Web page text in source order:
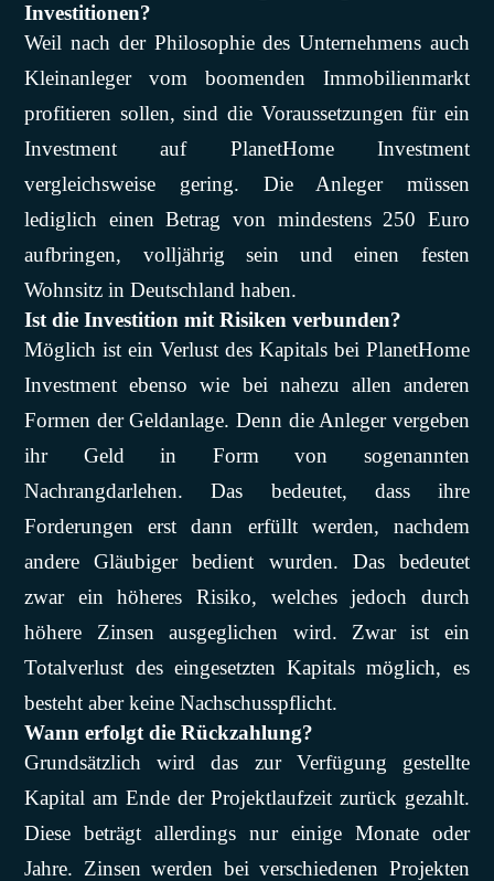
Investitionen?
Weil nach der Philosophie des Unternehmens auch
Kleinanleger vom boomenden Immobilienmarkt
profitieren sollen, sind die Voraussetzungen für ein
Investment auf PlanetHome Investment
vergleichsweise gering. Die Anleger müssen
lediglich einen Betrag von mindestens 250 Euro
aufbringen, volljährig sein und einen festen
Wohnsitz in Deutschland haben.
Ist die Investition mit Risiken verbunden?
Möglich ist ein Verlust des Kapitals bei PlanetHome
Investment ebenso wie bei nahezu allen anderen
Formen der Geldanlage. Denn die Anleger vergeben
ihr Geld in Form von sogenannten
Nachrangdarlehen. Das bedeutet, dass ihre
Forderungen erst dann erfüllt werden, nachdem
andere Gläubiger bedient wurden. Das bedeutet
zwar ein höheres Risiko, welches jedoch durch
höhere Zinsen ausgeglichen wird. Zwar ist ein
Totalverlust des eingesetzten Kapitals möglich, es
besteht aber keine Nachschusspflicht.
Wann erfolgt die Rückzahlung?
Grundsätzlich wird das zur Verfügung gestellte
Kapital am Ende der Projektlaufzeit zurück gezahlt.
Diese beträgt allerdings nur einige Monate oder
Jahre. Zinsen werden bei verschiedenen Projekten